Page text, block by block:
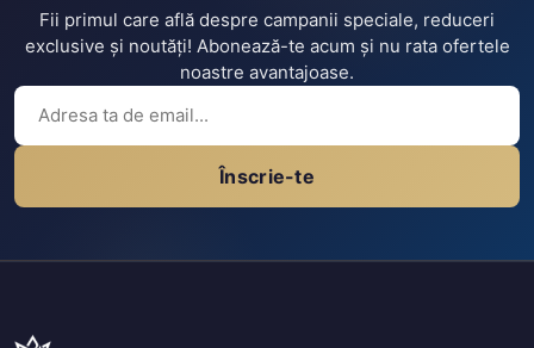
Fii primul care află despre campanii speciale, reduceri
exclusive și noutăți! Abonează-te acum și nu rata ofertele
noastre avantajoase.
Înscrie-te